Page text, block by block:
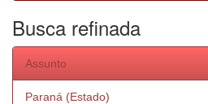
Busca refinada
Assunto
Paraná (Estado)